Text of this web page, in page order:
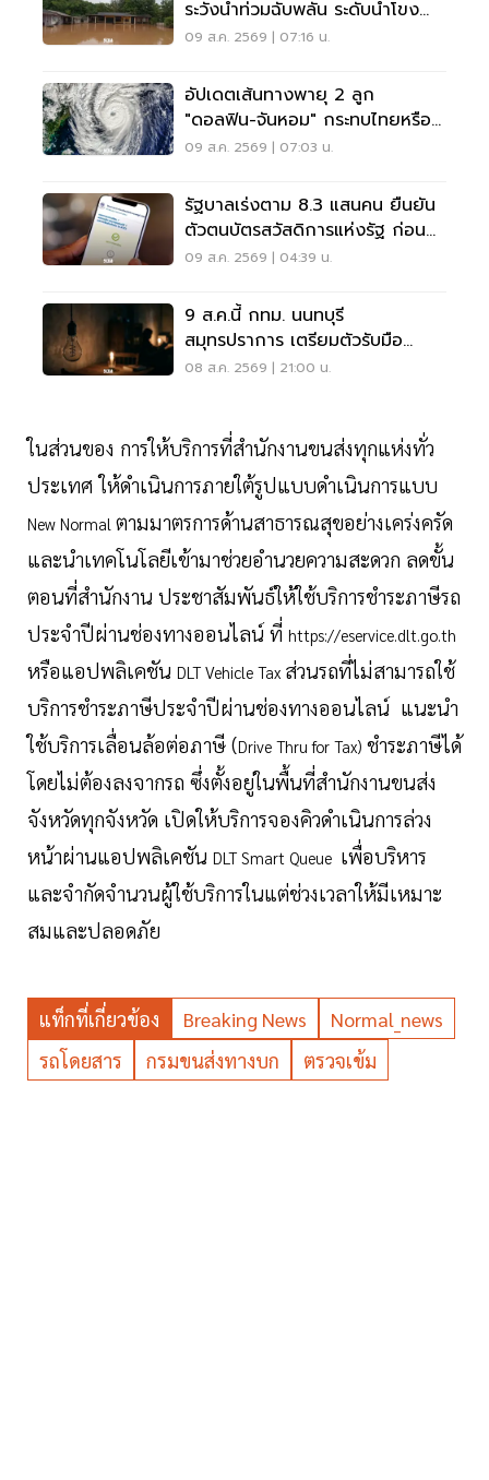
ระวังน้ำท่วมฉับพลัน ระดับน้ำโขง
เพิ่มสูง
09 ส.ค. 2569 | 07:16 น.
อัปเดตเส้นทางพายุ 2 ลูก
"ดอลฟิน-จันหอม" กระทบไทยหรือ
ไม่ เช็กเลย
09 ส.ค. 2569 | 07:03 น.
รัฐบาลเร่งตาม 8.3 แสนคน ยืนยัน
ตัวตนบัตรสวัสดิการแห่งรัฐ ก่อน
พลาดสิทธิ
09 ส.ค. 2569 | 04:39 น.
9 ส.ค.นี้ กทม. นนทบุรี
สมุทรปราการ เตรียมตัวรับมือ
'ไฟฟ้าดับ' หลายจุด
08 ส.ค. 2569 | 21:00 น.
ในส่วนของ การให้บริการที่สำนักงานขนส่งทุกแห่งทั่ว
ประเทศ ให้ดำเนินการภายใต้รูปแบบดำเนินการแบบ
New Normal ตามมาตรการด้านสาธารณสุขอย่างเคร่งครัด
และนำเทคโนโลยีเข้ามาช่วยอำนวยความสะดวก ลดขั้น
ตอนที่สำนักงาน ประชาสัมพันธ์ให้ใช้บริการชำระภาษีรถ
ประจำปีผ่านช่องทางออนไลน์ ที่ https://eservice.dlt.go.th
หรือแอปพลิเคชัน DLT Vehicle Tax ส่วนรถที่ไม่สามารถใช้
บริการชำระภาษีประจำปีผ่านช่องทางออนไลน์ แนะนำ
ใช้บริการเลื่อนล้อต่อภาษี (Drive Thru for Tax) ชำระภาษีได้
โดยไม่ต้องลงจากรถ ซึ่งตั้งอยู่ในพื้นที่สำนักงานขนส่ง
จังหวัดทุกจังหวัด เปิดให้บริการจองคิวดำเนินการล่วง
หน้าผ่านแอปพลิเคชัน DLT Smart Queue เพื่อบริหาร
และจำกัดจำนวนผู้ใช้บริการในแต่ช่วงเวลาให้มีเหมาะ
สมและปลอดภัย
แท็กที่เกี่ยวข้อง Breaking News
Normal_news
รถโดยสาร
กรมขนส่งทางบก ตรวจเข้ม